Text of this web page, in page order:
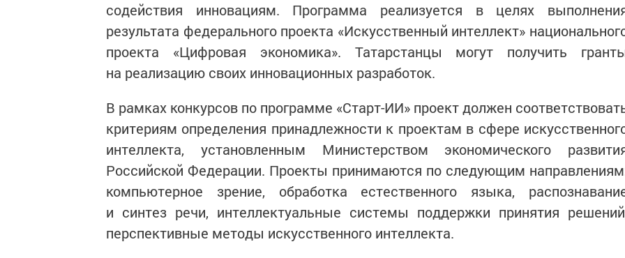
содействия инновациям. Программа реализуется в целях
результата федерального проекта «Искусственный интеллект»
проекта «Цифровая экономика». Татарстанцы могут получить
на реализацию своих инновационных разработок.
В рамках конкурсов по программе «Старт-ИИ» проект должен
критериям определения принадлежности к проектам в сфере
интеллекта, установленным Министерством экономического
Российской Федерации. Проекты принимаются по следующим
компьютерное зрение, обработка естественного языка,
и синтез речи, интеллектуальные системы поддержки принятия
перспективные методы искусственного интеллекта.